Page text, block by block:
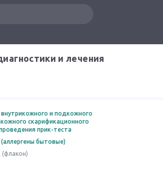
и лечения
и подкожного
скарификационного
прик-теста
(аллергены бытовые)
(флакон)